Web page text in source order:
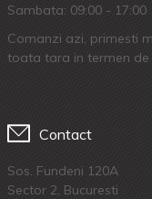
Sambata: 09:00 - 17:00
Comanzi azi, primesti
toata tara in termen de
Contact
Sos. Fundeni 120A
Sector 2, Bucuresti